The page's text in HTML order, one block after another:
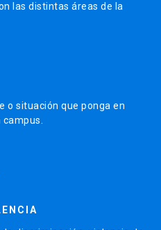
las distintas áreas de la
o situación que ponga en
campus.